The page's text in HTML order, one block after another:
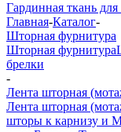
Гардинная ткань
Главная-Каталог-
Шторная фурнитура
Шторная фурнитура
брелки
-
Лента шторная
Лента шторная
шторы к карнизу и